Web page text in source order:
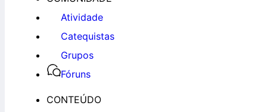
Atividade
Catequistas
Grupos
Fóruns
CONTEÚDO